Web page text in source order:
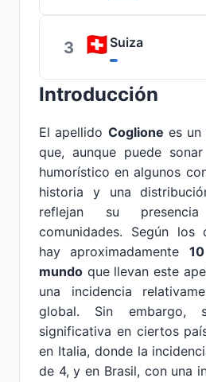
3 Suiza
Introducción
El apellido Coglione es un
que, aunque puede
humorístico en algunos
historia y una
reflejan su
comunidades. Según los
hay aproximadamente
mundo que llevan este
una incidencia
global. Sin embargo,
significativa en ciertos
en Italia, donde la
de 4, y en Brasil, con una